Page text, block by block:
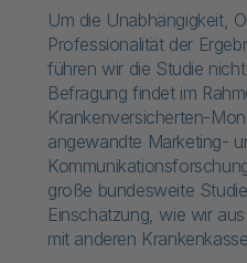
Um die Unabhängigkeit,
Professionalität der
führen wir die Studie
Befragung findet im
Krankenversicherten-
angewandte Marketing-
große bundesweite
Einschätzung, wie wir
mit anderen